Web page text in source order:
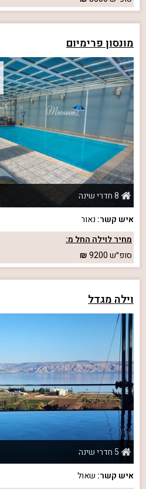
מונסון פרימיום
8 חדרי שינה
איש קשר: נאור
מחיר לוילה החל מ:
סופ״ש9200
וילה מגדל
5 חדרי שינה
איש קשר: שאול